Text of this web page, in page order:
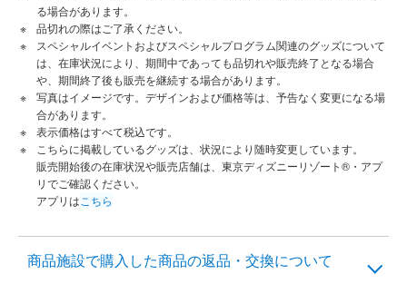
る場合があります。
品切れの際はご了承ください。
スペシャルイベントおよびスペシャルプログラム関連のグッズについて
は、在庫状況により、期間中であっても品切れや販売終了となる場合
や、期間終了後も販売を継続する場合があります。
写真はイメージです。デザインおよび価格等は、予告なく変更になる場
合があります。
表示価格はすべて税込です。
こちらに掲載しているグッズは、状況により随時変更しています。
販売開始後の在庫状況や販売店舗は、東京ディズニーリゾート®・アプ
リでご確認ください。
アプリは こちら
商品施設で購入した商品の返品・交換について